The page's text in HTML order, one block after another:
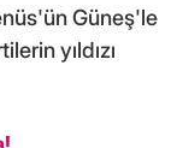
Güneş'le
yıldızı